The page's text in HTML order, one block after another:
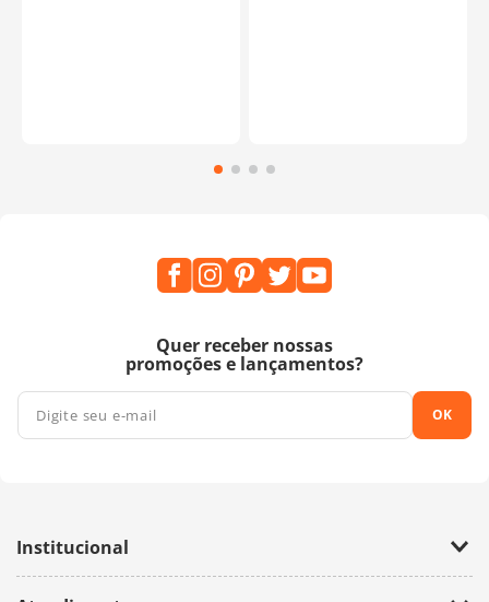
Quer receber nossas
promoções e lançamentos?
OK
Institucional